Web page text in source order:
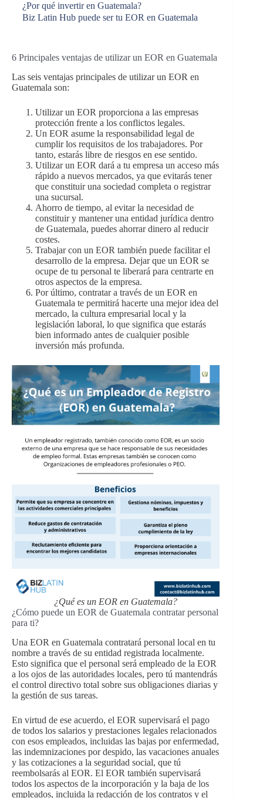
¿Por qué invertir en Guatemala?
Biz Latin Hub puede ser tu EOR en Guatemala
6 Principales ventajas de utilizar un EOR en Guatemala
Las seis ventajas principales de utilizar un EOR en
Guatemala son:
Utilizar un EOR proporciona a las empresas
protección frente a los conflictos legales.
Un EOR asume la responsabilidad legal de
cumplir los requisitos de los trabajadores. Por
tanto, estarás libre de riesgos en ese sentido.
Utilizar un EOR dará a tu empresa un acceso más
rápido a nuevos mercados, ya que evitarás tener
que constituir una sociedad completa o registrar
una sucursal.
Ahorro de tiempo, al evitar la necesidad de
constituir y mantener una entidad jurídica dentro
de Guatemala, puedes ahorrar dinero al reducir
costes.
Trabajar con un EOR también puede facilitar el
desarrollo de la empresa. Dejar que un EOR se
ocupe de tu personal te liberará para centrarte en
otros aspectos de la empresa.
Por último, contratar a través de un EOR en
Guatemala te permitirá hacerte una mejor idea del
mercado, la cultura empresarial local y la
legislación laboral, lo que significa que estarás
bien informado antes de cualquier posible
inversión más profunda.
¿Qué es un EOR en Guatemala?
¿Cómo puede un EOR de Guatemala contratar personal
para ti?
Una EOR en Guatemala contratará personal local en tu
nombre a través de su entidad registrada localmente.
Esto significa que el personal será empleado de la EOR
a los ojos de las autoridades locales, pero tú mantendrás
el control directivo total sobre sus obligaciones diarias y
la gestión de sus tareas.
En virtud de ese acuerdo, el EOR supervisará el pago
de todos los salarios y prestaciones legales relacionados
con esos empleados, incluidas las bajas por enfermedad,
las indemnizaciones por despido, las vacaciones anuales
y las cotizaciones a la seguridad social, que tú
reembolsarás al EOR. El EOR también supervisará
todos los aspectos de la incorporación y la baja de los
empleados, incluida la redacción de los contratos y el